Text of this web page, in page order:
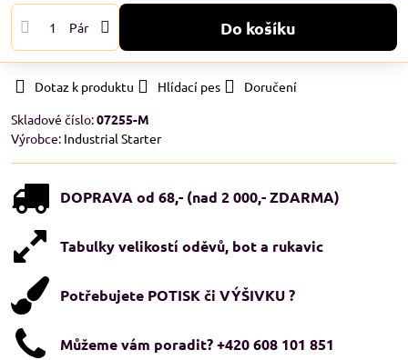
Pár Do košíku
Dotaz k produktu Hlídací pes
Doručení
Skladové číslo:07255-M
Výrobce: Industrial Starter
DOPRAVA od 68,- (nad 2 000,- ZDARMA)
Tabulky velikostí oděvů, bot a rukavic
Potřebujete POTISK či VÝŠIVKU ?
Můžeme vám poradit? +420 608 101 851